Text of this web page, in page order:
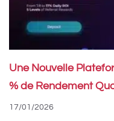
Une Nouvelle
% de Rendement
17/01/2026